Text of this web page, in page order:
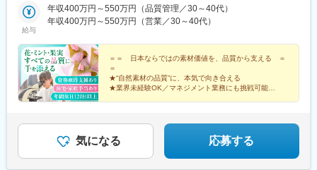
出張の機会もあります。現地へは通訳も同行するので語学に自信
がない方も安心です。現在、ヨーロッパ進出も視野に入れている
でスキルが活かせます。※マイカー通勤OK（駐車場完備）※受動喫
煙対策：工場内禁煙
給与
年収400万円～550万円（品質管理／30～40代）
年収400万円～550万円（営業／30～40代）
＝＝ 日本ならではの素材価値を、品質から支える ＝
＝
★“自然素材の品質”に、本気で向き合える
★業界未経験OK／マネジメント業務にも挑戦可能
気になる 応募する